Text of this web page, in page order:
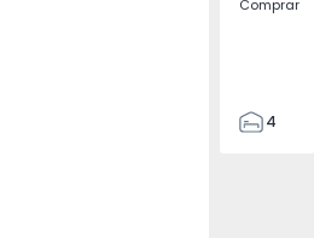
Comprar
4